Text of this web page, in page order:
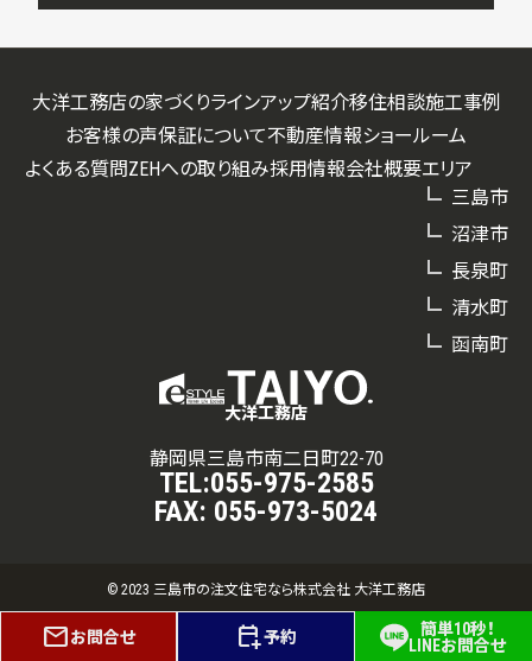
mailお問合せ calendar_add_on予約
簡単10秒！
LINEお問合せ
大洋工務店
静岡県三島市南二日町22-70
TEL:055-975-2585
FAX: 055-973-5024
大洋工務店の家づくりラインアップ紹介移住相談施工事例
お客様の声保証について不動産情報ショールーム
よくある質問ZEHへの取り組み採用情報会社概要エリア
三島市
沼津市
長泉町
清水町
函南町
© 2023 三島市の注文住宅なら株式会社 大洋工務店